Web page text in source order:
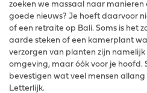
zoeken we massaal naar manieren
goede nieuws? Je hoeft daarvoor
of een retraite op Bali. Soms is het
aarde steken of een kamerplant
verzorgen van planten zijn
omgeving, maar óók voor je hoofd.
bevestigen wat veel mensen allang
Letterlijk.